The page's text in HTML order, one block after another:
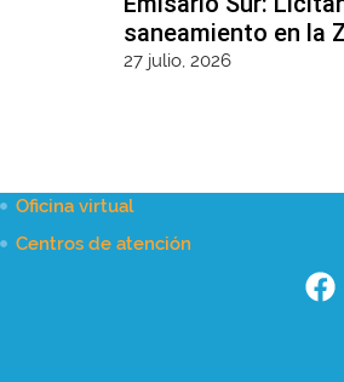
saneamiento en la
27 julio, 2026
Oficina virtual
Centros de atención